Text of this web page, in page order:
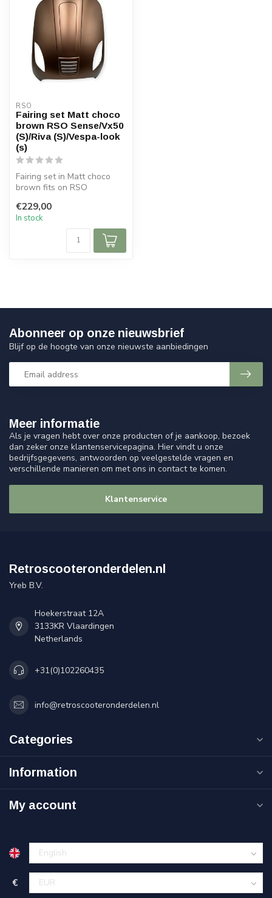
RSO
Fairing set Matt choco
brown RSO Sense/Vx50
(S)/Riva (S)/Vespa-look
(s)
Fairing set in Matt choco
brown fits on RSO
(S)/Vespa-look ...
€229,00
In stock
Meer informatie
Als je vragen hebt over onze producten of je aankoop, bezoek
dan zeker onze klantenservicepagina. Hier vindt u onze
bedrijfsgegevens, antwoorden op veelgestelde vragen en
verschillende manieren om met ons in contact te komen.
Klantenservice
Abonneer op onze nieuwsbrief
Blijf op de hoogte van onze nieuwste aanbiedingen
Retroscooteronderdelen.nl
Yreb B.V.
Hoekerstraat 12A
3133KR Vlaardingen
Netherlands
+31(0)102260435
info@retroscooteronderdelen.nl
Categories
Information
My account
€